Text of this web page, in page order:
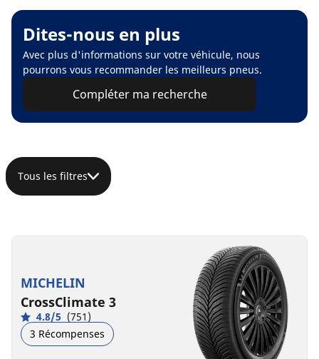
Dites-nous en plus
Avec plus d'informations sur votre véhicule, nous
pourrons vous recommander les meilleurs pneus.
Compléter ma recherche
Tous les filtres
MICHELIN
CrossClimate 3
4.8/5 (751)
3 Récompenses